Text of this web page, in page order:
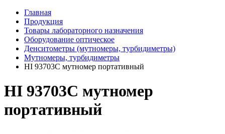
Главная
Продукция
Товары лабораторного назначения
Оборудование оптическое
Денситометры (мутномеры, турбидиметры)
Мутномеры, турбидиметры
HI 93703С мутномер портативный
HI 93703С мутномер
портативный